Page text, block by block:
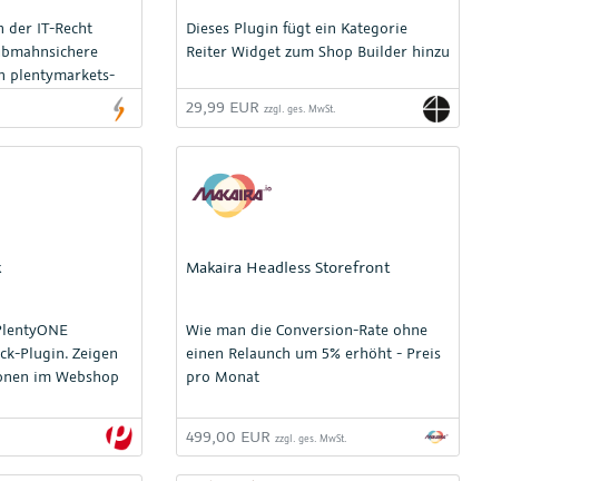
der IT-Recht
plentymarkets-
automatisch auf
Dieses Plugin fügt ein Kategorie
Reiter Widget zum Shop Builder hinzu
29,99 EUR zzgl. ges. MwSt.
Plugin. Zeigen
im Webshop
Makaira Headless Storefront
Wie man die Conversion-Rate ohne
einen Relaunch um 5% erhöht - Preis
pro Monat
499,00 EUR zzgl. ges. MwSt.